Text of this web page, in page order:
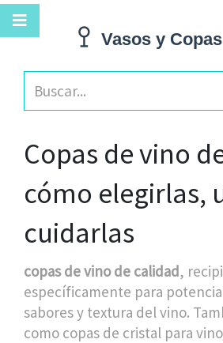
Copas de vino
cómo elegirlas,
cuidarlas
copas de vino de calidad,
específicamente para
sabores y textura del vino.
como copas de cristal para vino